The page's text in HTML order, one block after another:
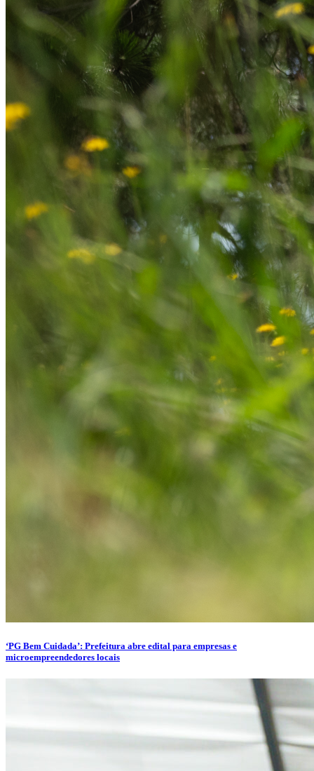
‘PG Bem Cuidada’: Prefeitura abre edital para empresas e
microempreendedores locais